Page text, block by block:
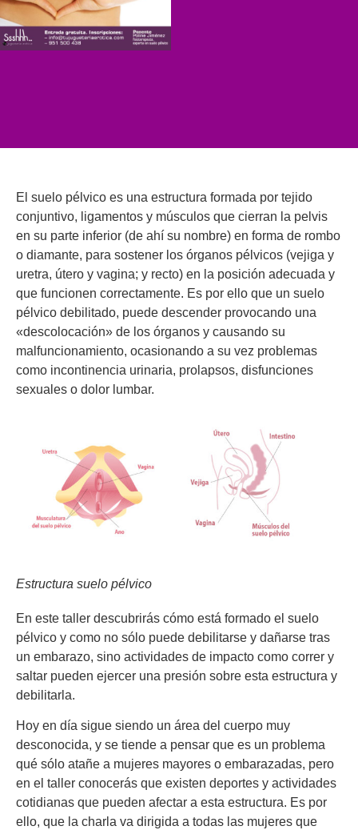
El suelo pélvico es una estructura formada por tejido
conjuntivo, ligamentos y músculos que cierran la pelvis
en su parte inferior (de ahí su nombre) en forma de rombo
o diamante, para sostener los órganos pélvicos (vejiga y
uretra, útero y vagina; y recto) en la posición adecuada y
que funcionen correctamente. Es por ello que un suelo
pélvico debilitado, puede descender provocando una
«descolocación» de los órganos y causando su
malfuncionamiento, ocasionando a su vez problemas
como incontinencia urinaria, prolapsos, disfunciones
sexuales o dolor lumbar.
Estructura suelo pélvico
En este taller descubrirás cómo está formado el suelo
pélvico y como no sólo puede debilitarse y dañarse tras
un embarazo, sino actividades de impacto como correr y
saltar pueden ejercer una presión sobre esta estructura y
debilitarla.
Hoy en día sigue siendo un área del cuerpo muy
desconocida, y se tiende a pensar que es un problema
qué sólo atañe a mujeres mayores o embarazadas, pero
en el taller conocerás que existen deportes y actividades
cotidianas que pueden afectar a esta estructura. Es por
ello, que la charla va dirigida a todas las mujeres que